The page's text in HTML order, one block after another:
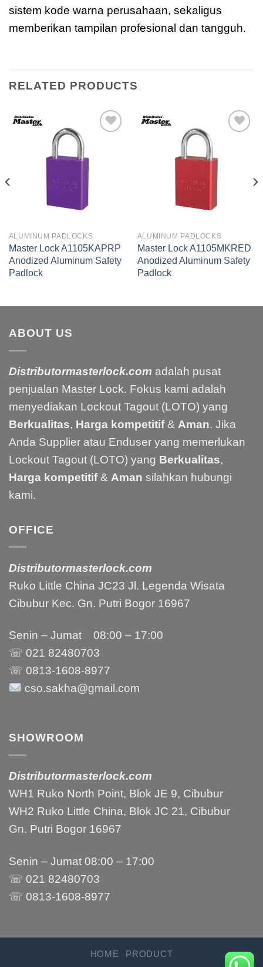
sistem kode warna perusahaan, sekaligus
memberikan tampilan profesional dan tangguh.
RELATED PRODUCTS
ALUMINUM PADLOCKS
Master Lock A1105KAPRP
Anodized Aluminum Safety
Padlock
ALUMINUM PADLOCKS
Master Lock A1105MKRED
Anodized Aluminum Safety
Padlock
ABOUT US
Distributormasterlock.com adalah pusat
penjualan Master Lock. Fokus kami adalah
menyediakan Lockout Tagout (LOTO) yang
Berkualitas, Harga kompetitif& Aman. Jika
Anda Supplier atau Enduser yang memerlukan
Lockout Tagout (LOTO) yang Berkualitas,
Harga kompetitif& Aman silahkan hubungi
kami.
OFFICE
Distributormasterlock.com
Ruko Little China JC23 Jl. Legenda Wisata
Cibubur Kec. Gn. Putri Bogor 16967
Senin – Jumat 08:00 – 17:00
☏ 021 82480703
☏ 0813-1608-8977
cso.sakha@gmail.com
SHOWROOM
Distributormasterlock.com
WH1 Ruko North Point, Blok JE 9, Cibubur
WH2 Ruko Little China, Blok JC 21, Cibubur
Gn. Putri Bogor 16967
Senin – Jumat 08:00 – 17:00
☏ 021 82480703
☏ 0813-1608-8977
HOME PRODUCT